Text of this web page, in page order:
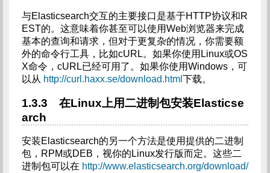
与Elasticsearch交互的主要接口是基于HTTP协议和R
EST的。这意味着你甚至可以使用Web浏览器来完成
基本的查询和请求，但对于更复杂的情况，你需要额
外的命令行工具，比如cURL。如果你使用Linux或OS
X命令，cURL已经可用了。如果你使用Windows，可
以从 http://curl.haxx.se/download.html 下载。
1.3.3 在Linux上用二进制包安装Elasticse
arch
安装Elasticsearch的另一个方法是使用提供的二进制
包，RPM或DEB，视你的Linux发行版而定。这些二
进制包可以在 http://www.elasticsearch.org/download/